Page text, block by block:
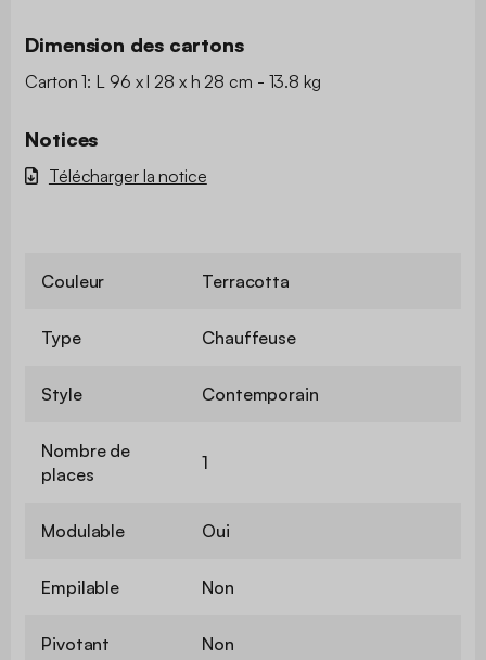
Dimension des cartons
Carton 1: L 96 x l 28 x h 28 cm - 13.8 kg
Notices
Télécharger la notice
Couleur Terracotta
Type Chauffeuse
Style Contemporain
Nombre de
places
1
Modulable Oui
Empilable Non
Pivotant Non